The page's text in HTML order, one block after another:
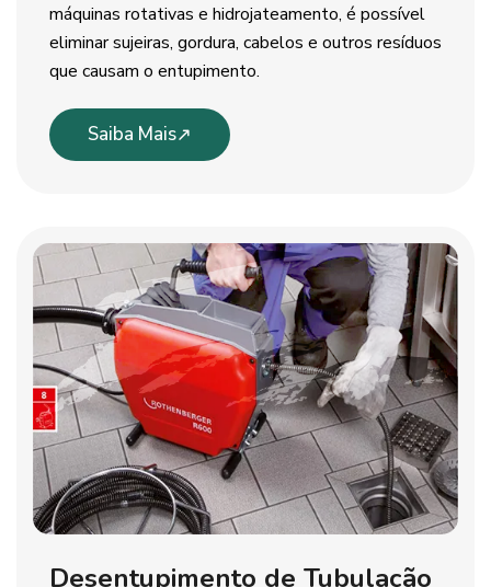
máquinas rotativas e hidrojateamento, é possível
eliminar sujeiras, gordura, cabelos e outros resíduos
que causam o entupimento.
Saiba Mais
Desentupimento de Tubulação